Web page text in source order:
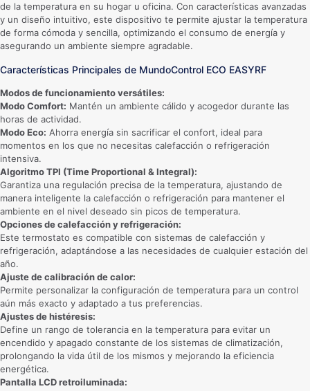
de la temperatura en su hogar u oficina. Con características avanzadas
y un diseño intuitivo, este dispositivo te permite ajustar la temperatura
de forma cómoda y sencilla, optimizando el consumo de energía y
asegurando un ambiente siempre agradable.
Características Principales de MundoControl ECO EASYRF
Modos de funcionamiento versátiles:
Modo Comfort: Mantén un ambiente cálido y acogedor durante las
horas de actividad.
Modo Eco: Ahorra energía sin sacrificar el confort, ideal para
momentos en los que no necesitas calefacción o refrigeración
intensiva.
Algoritmo TPI (Time Proportional & Integral):
Garantiza una regulación precisa de la temperatura, ajustando de
manera inteligente la calefacción o refrigeración para mantener el
ambiente en el nivel deseado sin picos de temperatura.
Opciones de calefacción y refrigeración:
Este termostato es compatible con sistemas de calefacción y
refrigeración, adaptándose a las necesidades de cualquier estación del
año.
Ajuste de calibración de calor:
Permite personalizar la configuración de temperatura para un control
aún más exacto y adaptado a tus preferencias.
Ajustes de histéresis:
Define un rango de tolerancia en la temperatura para evitar un
encendido y apagado constante de los sistemas de climatización,
prolongando la vida útil de los mismos y mejorando la eficiencia
energética.
Pantalla LCD retroiluminada: